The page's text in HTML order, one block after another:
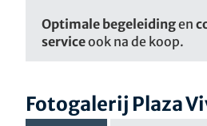
Optimale begeleidingen
serviceook na de koop.
Fotogalerij Plaza